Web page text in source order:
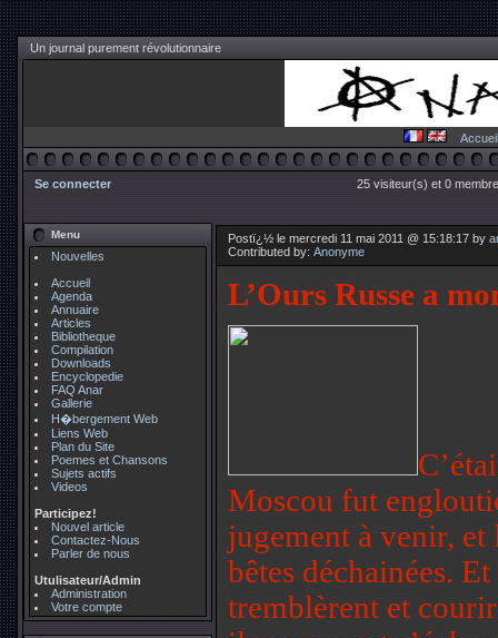
Un journal purement révolutionnaire
Accueil
Se connecter 25 visiteur(s) et 0
Menu
Nouvelles
Accueil
Agenda
Annuaire
Articles
Bibliotheque
Compilation
Downloads
Encyclopedie
FAQ Anar
Gallerie
H�bergement Web
Liens Web
Plan du Site
Poemes et Chansons
Sujets actifs
Videos
Participez!
Nouvel article
Contactez-Nous
Parler de nous
Utulisateur/Admin
Administration
Votre compte
Postï¿½ le mercredi 11 mai 2011 @ 15:18:17 by
Contributed by: Anonyme
L’Ours Russe a
Moscou fut
jugement à venir, et
bêtes déchainées.
tremblèrent et